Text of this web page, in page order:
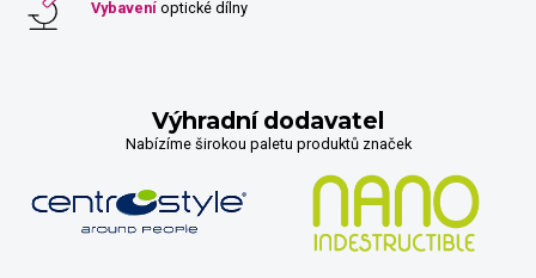
Vybavení optické dílny
Výhradní dodavatel
Nabízíme širokou paletu produktů značek